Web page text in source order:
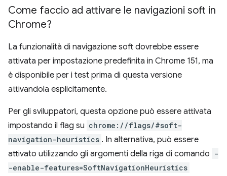
Come faccio ad attivare le navigazioni soft in
Chrome?
La funzionalità di navigazione soft dovrebbe essere
attivata per impostazione predefinita in Chrome 151, ma
è disponibile per i test prima di questa versione
attivandola esplicitamente.
Per gli sviluppatori, questa opzione può essere attivata
impostando il flag su chrome://flags/#soft-
navigation-heuristics . In alternativa, può essere
attivato utilizzando gli argomenti della riga di comando -
-enable-features=SoftNavigationHeuristics